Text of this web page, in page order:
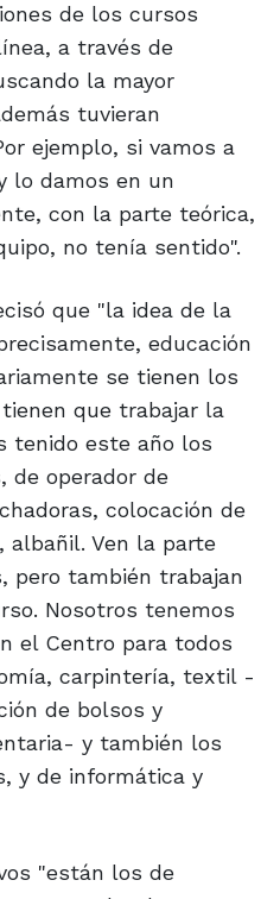
de los cursos
a través de
la mayor
tuvieran
ejemplo, si vamos a
lo damos en un
con la parte teórica,
no tenía sentido".
que "la idea de la
educación
se tienen los
que trabajar la
tenido este año los
de operador de
colocación de
Ven la parte
pero también trabajan
Nosotros tenemos
el Centro para todos
carpintería, textil -
de bolsos y
y también los
y de informática y
"están los de